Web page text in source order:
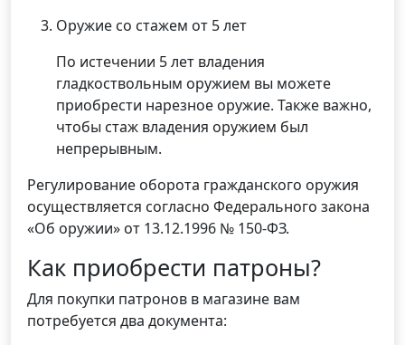
Оружие со стажем от 5 лет
По истечении 5 лет владения
гладкоствольным оружием вы можете
приобрести нарезное оружие. Также важно,
чтобы стаж владения оружием был
непрерывным.
Регулирование оборота гражданского оружия
осуществляется согласно Федерального закона
«Об оружии» от 13.12.1996 № 150-ФЗ.
Как приобрести патроны?
Для покупки патронов в магазине вам
потребуется два документа: